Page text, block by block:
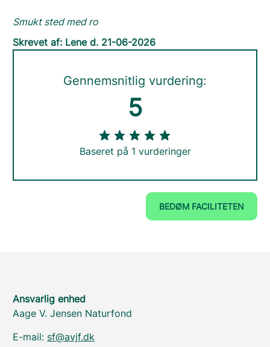
Smukt sted med ro
Skrevet af: Lene d. 21-06-2026
Gennemsnitlig vurdering:
5
Baseret på 1 vurderinger
BEDØM FACILITETEN
Ansvarlig enhed
Aage V. Jensen Naturfond
E-mail: sf@avjf.dk